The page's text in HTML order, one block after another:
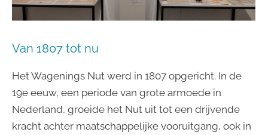
Van 1807 tot nu
Het Wagenings Nut werd in 1807 opgericht. In de
19e eeuw, een periode van grote armoede in
Nederland, groeide het Nut uit tot een drijvende
kracht achter maatschappelijke vooruitgang, ook in